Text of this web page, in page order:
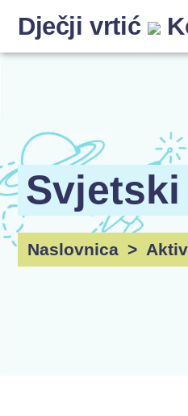
Dječji vrtić
Naslovnica >